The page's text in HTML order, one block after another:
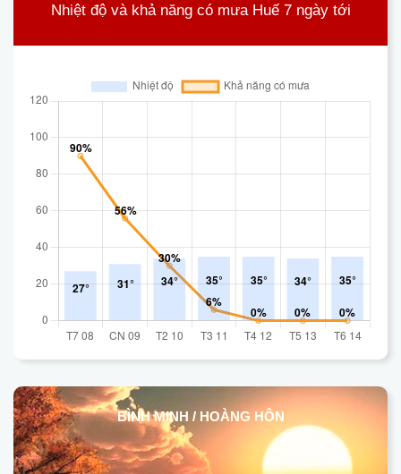
Nhiệt độ và khả năng có mưa Huế 7 ngày tới
BÌNH MINH / HOÀNG HÔN